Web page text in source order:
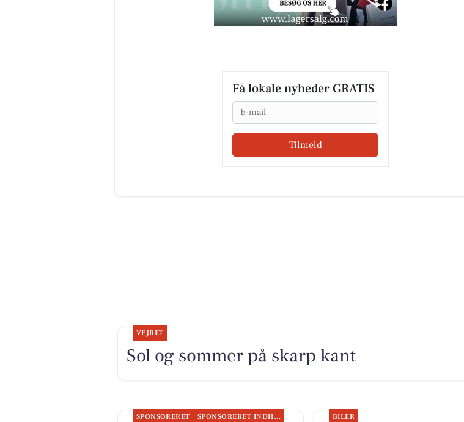
Få lokale nyheder GRATIS
Email
Tilmeld
VEJRET
Sol og sommer på skarp kant
SPONSORERET SPONSORERET INDHOLD BILER